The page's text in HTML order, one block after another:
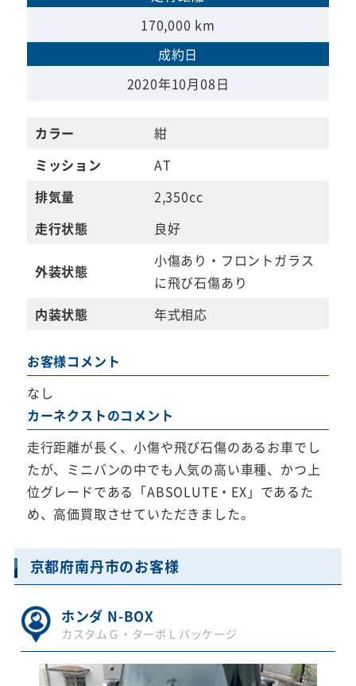
170,000 km
成約日
2020年10月08日
カラー
紺
ミッション
AT
排気量
2,350cc
走行状態
良好
外装状態
小傷あり・フロントガラス
に飛び石傷あり
内装状態
年式相応
お客様コメント
なし
カーネクストのコメント
走行距離が長く、小傷や飛び石傷のあるお車でし
たが、ミニバンの中でも人気の高い車種、かつ上
位グレードである「ABSOLUTE・EX」であるた
め、高価買取させていただきました。
京都府南丹市のお客様
ホンダ N-BOX
カスタムＧ・ターボＬパッケージ